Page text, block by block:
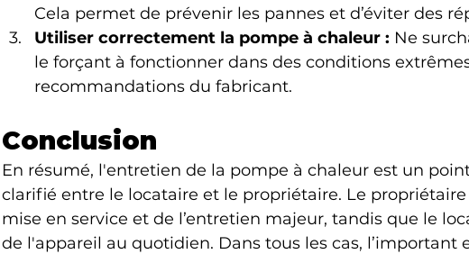
Cela permet de prévenir les pannes et d’éviter des
Utiliser correctement la pompe à chaleur : Ne
le forçant à fonctionner dans des conditions
recommandations du fabricant.
Conclusion
En résumé, l'entretien de la pompe à chaleur est un
clarifié entre le locataire et le propriétaire. Le
mise en service et de l’entretien majeur, tandis que le
de l'appareil au quotidien. Dans tous les cas, l’important